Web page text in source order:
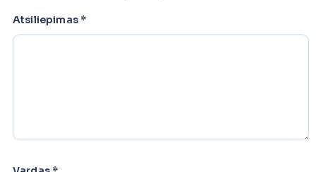
Atsiliepimas *